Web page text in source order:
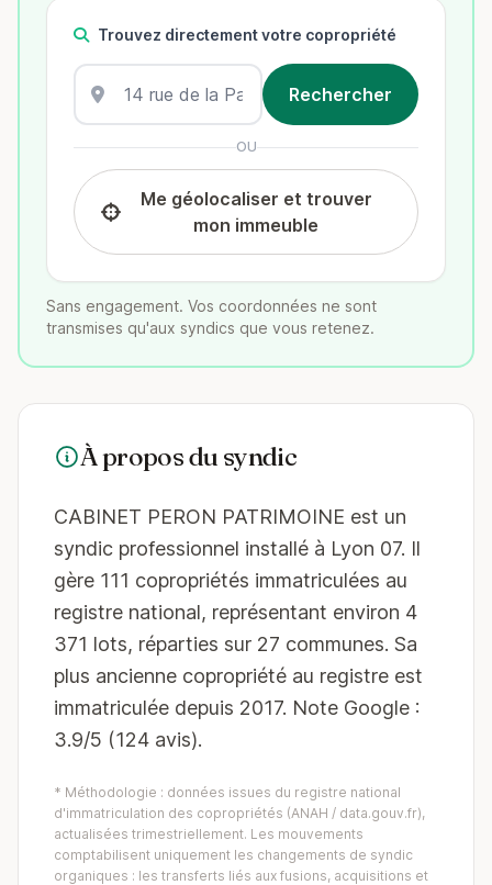
Trouvez directement votre copropriété
OU
Me géolocaliser et trouver
mon immeuble
Sans engagement. Vos coordonnées ne sont
transmises qu'aux syndics que vous retenez.
À propos du syndic
CABINET PERON PATRIMOINE est un
syndic professionnel installé à Lyon 07. Il
gère 111 copropriétés immatriculées au
registre national, représentant environ 4
371 lots, réparties sur 27 communes. Sa
plus ancienne copropriété au registre est
immatriculée depuis 2017. Note Google :
3.9/5 (124 avis).
* Méthodologie : données issues du registre national
d'immatriculation des copropriétés (ANAH / data.gouv.fr),
actualisées trimestriellement. Les mouvements
comptabilisent uniquement les changements de syndic
organiques : les transferts liés aux fusions, acquisitions et